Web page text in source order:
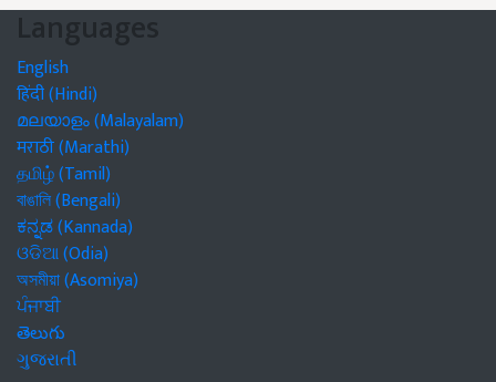
Languages
English
हिंदी (Hindi)
മലയാളം (Malayalam)
मराठी (Marathi)
தமிழ் (Tamil)
বাঙালি (Bengali)
ಕನ್ನಡ (Kannada)
ଓଡିଆ (Odia)
অসমীয়া (Asomiya)
ਪੰਜਾਬੀ
తెలుగు
ગુજરાતી